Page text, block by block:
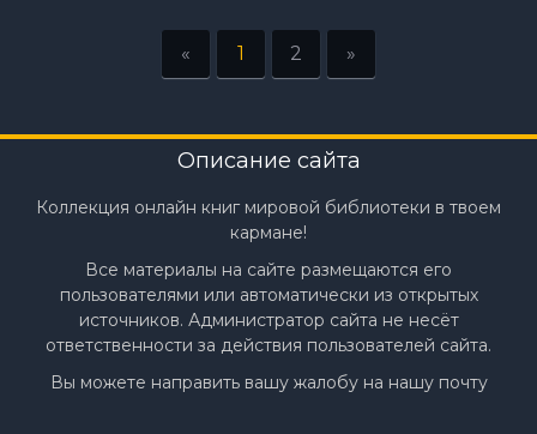
« 1 2 »
Описание сайта
Коллекция онлайн книг мировой библиотеки в твоем
кармане!
Все материалы на сайте размещаются его
пользователями или автоматически из открытых
источников. Администратор сайта не несёт
ответственности за действия пользователей сайта.
Вы можете направить вашу жалобу на нашу почту